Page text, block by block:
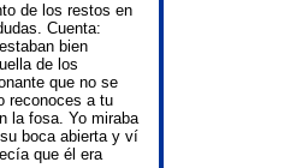
de los restos en
Cuenta:
bien
de los
que no se
reconoces a tu
la fosa. Yo miraba
boca abierta y ví
que él era